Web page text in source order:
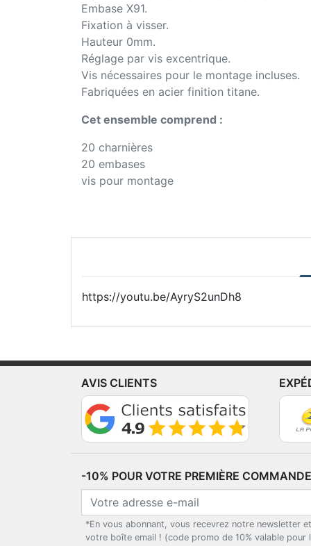
Embase X91.
Fixation à visser.
Hauteur 0mm.
Réglage par vis excentrique.
Vis nécessaires pour le montage incluses.
Fabriquées en acier finition titane.
Cet ensemble comprend :
20 charnières
20 embases
vis pour montage
https://youtu.be/AyryS2unDh8
AVIS CLIENTS
-10% POUR VOTRE PREMIÈRE
*En vous abonnant, vous recevrez notre newsletter
votre boîte email ! (code promo de 10% valable pour